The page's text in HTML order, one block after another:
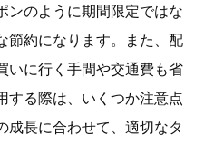
ンのように期間限定ではな
節約になります。また、配
いに行く手間や交通費も省
する際は、いくつか注意点
成長に合わせて、適切なタ